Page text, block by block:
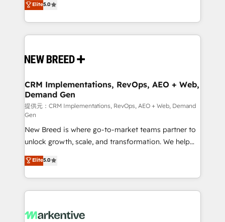
の一部をAIが自律実行する組織への移行を設計・実装。
Breeze・Claude等をHubSpotと連携させ、役割定義・
革を、構想から実装・定着までPMOとして主導。「設
の統合・浸透・変革管理を実行します。 ▸ CMS戦略設
計・構築：リード獲得・CVR・SEOを前提にした情報設
計・導線設計・テンプレート設計をContent Hubで一体
提供。 ▸ 既存CRM・MAからの移行支援：Salesforce・
Marketo・Pardot等からの移行、カスタム設計、履歴
データ移行と活用設計まで。 ▸ AEO対応：ChatGPT・
ンツとサイト構造を最適化。 🏆 なぜ100incを選ぶの
か？ ✓ HubSpot Eliteパートナー認定 ✓ HubSpotアワ
ード受賞・HUGリーダー ✓ ISO27001:2022 /
HubSpot大百科 出版 CRM・AI活用に関するご相談、現
includes specialized divisions Globalia (AI &
Software) and Point Success Media (Paid Media),
making this the official home for all three brands. 🔄
and system integrations powered by Globalia’s
trainers to drive platform adoption. 📈 Revenue
Generation - Full-funnel marketing and high-
performance advertising via Point Success Media. -
Expert deployment of Breeze AI and custom agents
to automate growth. 🏆 Elite Excellence - 8 platform
accreditations and deep HIPAA-compliance
expertise. - A team of 250+ experts dedicated to
your resilient growth.
Elite5.0
CRM Implementations, RevOps, AEO + Web,
Demand Gen
提供元：CRM Implementations, RevOps, AEO + Web, Demand
Gen
New Breed is where go-to-market teams partner to
unlock growth, scale, and transformation. We help
companies activate HubSpot’s AI-powered
customer platform and operationalize HubSpot’s
Loop Marketing framework through expert-led
services, smart agents, and purpose-built apps,
results, fast. ⚙️CRM & RevOps: Align all Hubs to your
Elite5.0